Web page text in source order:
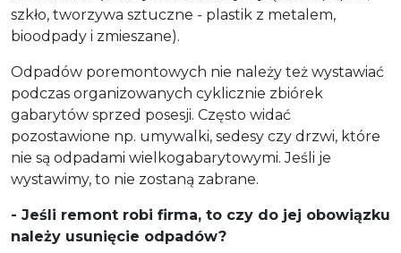
szkło, tworzywa sztuczne - plastik z metalem,
bioodpady i zmieszane).
Odpadów poremontowych nie należy też wystawiać
podczas organizowanych cyklicznie zbiórek
gabarytów sprzed posesji. Często widać
pozostawione np. umywalki, sedesy czy drzwi, które
nie są odpadami wielkogabarytowymi. Jeśli je
wystawimy, to nie zostaną zabrane.
- Jeśli remont robi firma, to czy do jej obowiązku
należy usunięcie odpadów?